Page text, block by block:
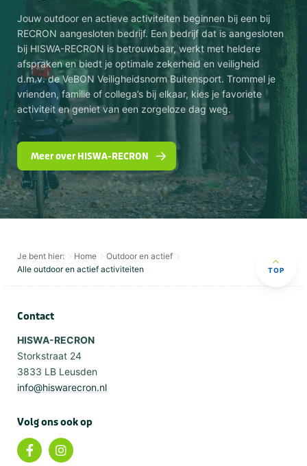
Jouw outdoor en actieve activiteiten beginnen bij een bij
RECRON aangesloten bedrijf. Een bedrijf dat is aangesloten
bij HISWA-RECRON is betrouwbaar, werkt met heldere
afspraken en biedt je optimale zekerheid en veiligheid
d.m.v. de VeBON Veiligheidsnorm Buitensport. Trommel je
vrienden, familie of collega’s bij elkaar, kies je favoriete
activiteit en geniet van een zorgeloze dag weg.
Meer over HISWA-RECRON
Je bent hier: Home
Outdoor en actief
Alle outdoor en actief activiteiten
TOP
Contact
HISWA-RECRON
Storkstraat 24
3833 LB Leusden
info@hiswarecron.nl
Volg ons ook op